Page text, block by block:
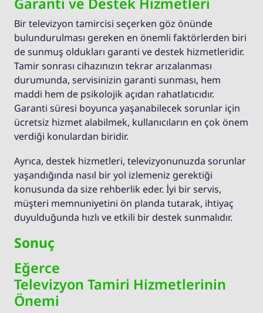
Bir televizyon tamircisi seçerken göz önünde
bulundurulması gereken en önemli faktörlerden biri
de sunmuş oldukları garanti ve destek hizmetleridir.
Tamir sonrası cihazınızın tekrar arızalanması
durumunda, servisinizin garanti sunması, hem
maddi hem de psikolojik açıdan rahatlatıcıdır.
Garanti süresi boyunca yaşanabilecek sorunlar için
ücretsiz hizmet alabilmek, kullanıcıların en çok önem
verdiği konulardan biridir.
Ayrıca, destek hizmetleri, televizyonunuzda sorunlar
yaşandığında nasıl bir yol izlemeniz gerektiği
konusunda da size rehberlik eder. İyi bir servis,
müşteri memnuniyetini ön planda tutarak, ihtiyaç
duyulduğunda hızlı ve etkili bir destek sunmalıdır.
Sonuç
Eğerce
Televizyon Tamiri Hizmetlerinin
Önemi